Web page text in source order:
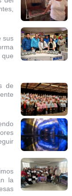
sus
de
la